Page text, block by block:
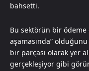
bahsetti.
Bu sektörün bir ödeme
aşamasında”
bir parçası olarak yer
gerçekleşiyor gibi